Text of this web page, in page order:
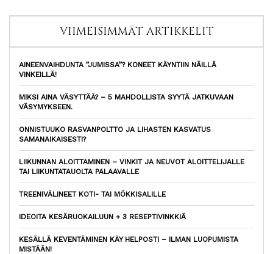
VIIMEISIMMÄT ARTIKKELIT
AINEENVAIHDUNTA ”JUMISSA”? KONEET KÄYNTIIN NÄILLÄ
VINKEILLÄ!
MIKSI AINA VÄSYTTÄÄ? – 5 MAHDOLLISTA SYYTÄ JATKUVAAN
VÄSYMYKSEEN.
ONNISTUUKO RASVANPOLTTO JA LIHASTEN KASVATUS
SAMANAIKAISESTI?
LIIKUNNAN ALOITTAMINEN – VINKIT JA NEUVOT ALOITTELIJALLE
TAI LIIKUNTATAUOLTA PALAAVALLE
TREENIVÄLINEET KOTI- TAI MÖKKISALILLE
IDEOITA KESÄRUOKAILUUN + 3 RESEPTIVINKKIÄ
KESÄLLÄ KEVENTÄMINEN KÄY HELPOSTI – ILMAN LUOPUMISTA
MISTÄÄN!